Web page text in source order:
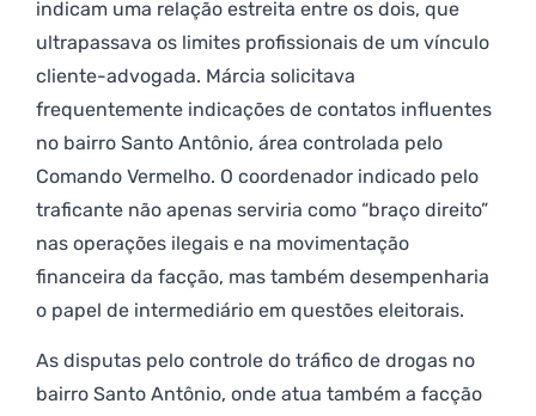
indicam uma relação estreita entre os dois, que
ultrapassava os limites profissionais de um vínculo
cliente-advogada. Márcia solicitava
frequentemente indicações de contatos influentes
no bairro Santo Antônio, área controlada pelo
Comando Vermelho. O coordenador indicado pelo
traficante não apenas serviria como “braço direito”
nas operações ilegais e na movimentação
financeira da facção, mas também desempenharia
o papel de intermediário em questões eleitorais.
As disputas pelo controle do tráfico de drogas no
bairro Santo Antônio, onde atua também a facção